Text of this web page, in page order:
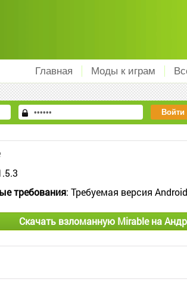
Главная Моды к играм
требования: Требуемая версия
Скачать взломанную Mirable на